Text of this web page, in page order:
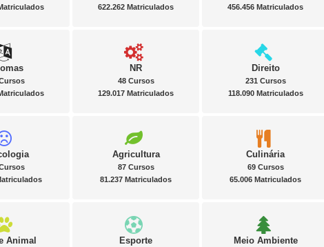
622.262 Matriculados
456.456 Matriculados
NR
48 Cursos
129.017 Matriculados
Direito
231 Cursos
118.090 Matriculados
Agricultura
87 Cursos
81.237 Matriculados
Culinária
69 Cursos
65.006 Matriculados
Animal Esporte Meio Ambiente